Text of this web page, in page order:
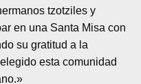
tzotziles y
en una Santa Misa con
su gratitud a la
esta comunidad